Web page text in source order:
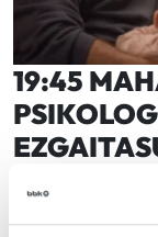
19:45